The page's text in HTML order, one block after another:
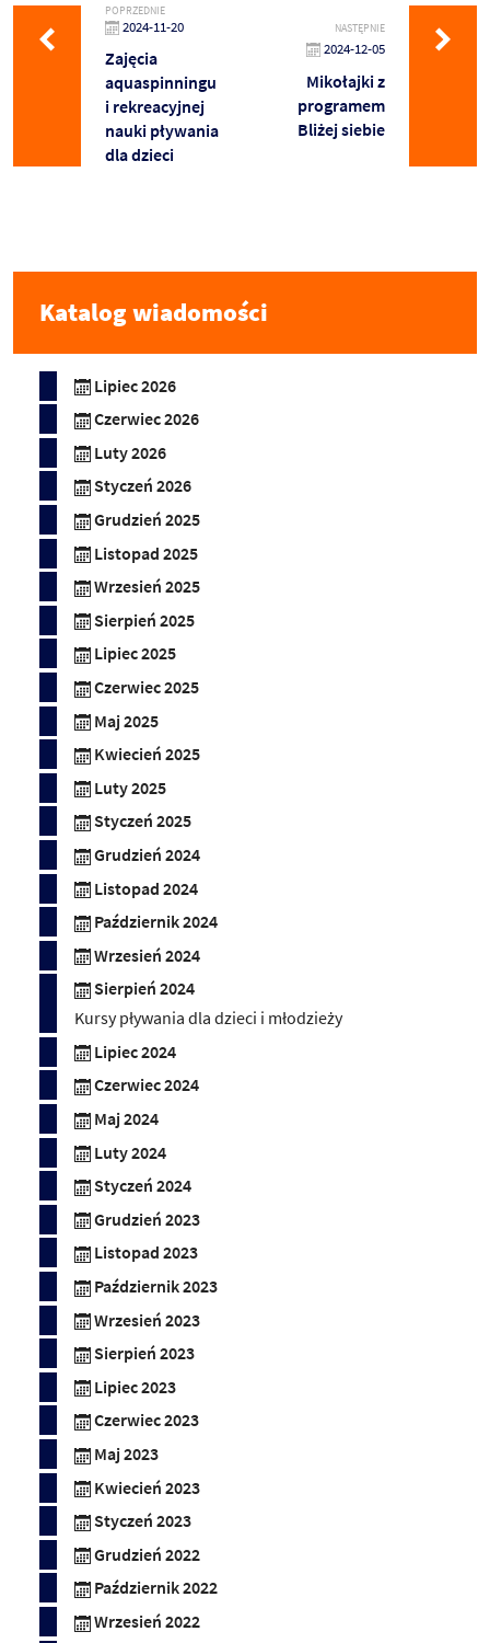
POPRZEDNIE
2024-11-20
Zajęcia
aquaspinningu
i rekreacyjnej
nauki pływania
dla dzieci
NASTĘPNIE
2024-12-05
Mikołajki z
programem
Bliżej siebie
Katalog wiadomości
Lipiec 2026
Czerwiec 2026
Luty 2026
Styczeń 2026
Grudzień 2025
Listopad 2025
Wrzesień 2025
Sierpień 2025
Lipiec 2025
Czerwiec 2025
Maj 2025
Kwiecień 2025
Luty 2025
Styczeń 2025
Grudzień 2024
Listopad 2024
Październik 2024
Wrzesień 2024
Sierpień 2024
Kursy pływania dla dzieci i młodzieży
Lipiec 2024
Czerwiec 2024
Maj 2024
Luty 2024
Styczeń 2024
Grudzień 2023
Listopad 2023
Październik 2023
Wrzesień 2023
Sierpień 2023
Lipiec 2023
Czerwiec 2023
Maj 2023
Kwiecień 2023
Styczeń 2023
Grudzień 2022
Październik 2022
Wrzesień 2022